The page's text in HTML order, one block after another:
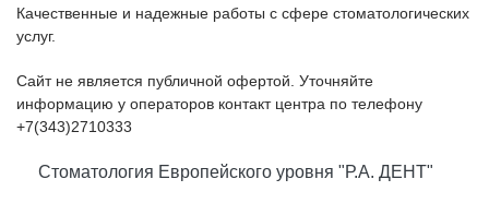
Качественные и надежные работы с сфере стоматологических
услуг.
Сайт не является публичной офертой. Уточняйте
информацию у операторов контакт центра по телефону
+7(343)2710333
Стоматология Европейского уровня "Р.А. ДЕНТ"